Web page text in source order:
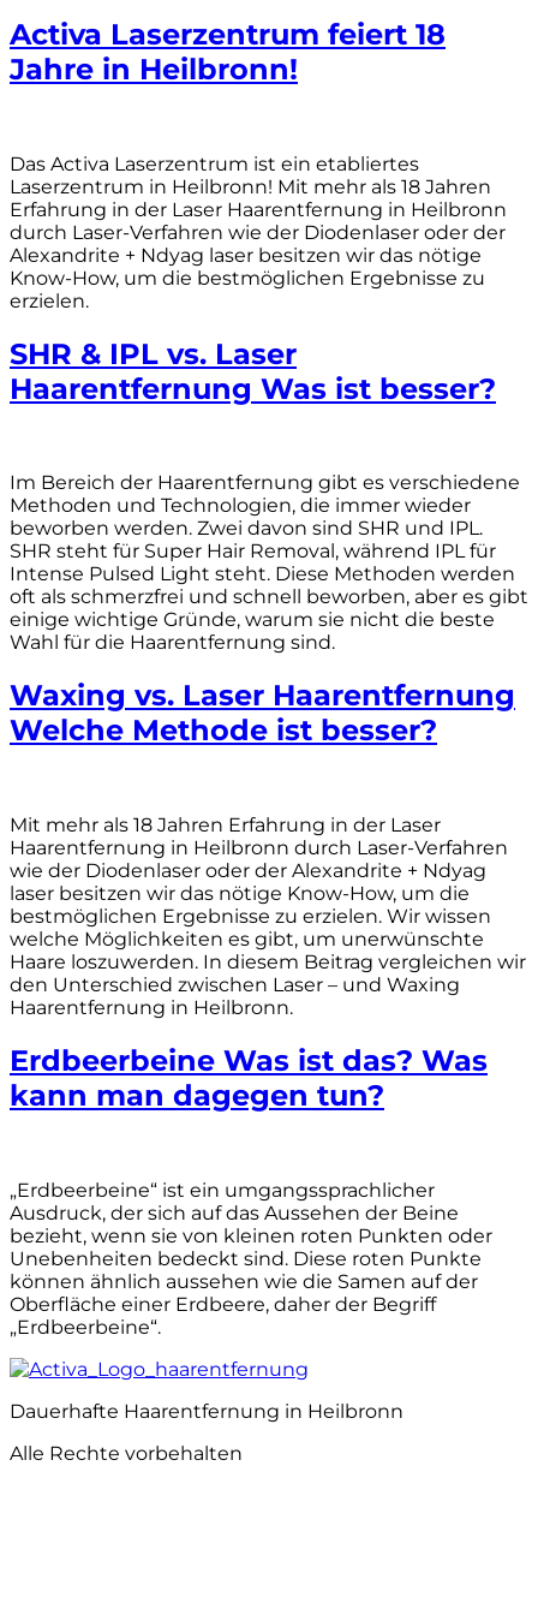
Activa Laserzentrum feiert 18
Jahre in Heilbronn!
Das Activa Laserzentrum ist ein etabliertes
Laserzentrum in Heilbronn! Mit mehr als 18 Jahren
Erfahrung in der Laser Haarentfernung in Heilbronn
durch Laser-Verfahren wie der Diodenlaser oder der
Alexandrite + Ndyag laser besitzen wir das nötige
Know-How, um die bestmöglichen Ergebnisse zu
erzielen.
SHR & IPL vs. Laser
Haarentfernung Was ist besser?
Im Bereich der Haarentfernung gibt es verschiedene
Methoden und Technologien, die immer wieder
beworben werden. Zwei davon sind SHR und IPL.
SHR steht für Super Hair Removal, während IPL für
Intense Pulsed Light steht. Diese Methoden werden
oft als schmerzfrei und schnell beworben, aber es gibt
einige wichtige Gründe, warum sie nicht die beste
Wahl für die Haarentfernung sind.
Waxing vs. Laser Haarentfernung
Welche Methode ist besser?
Mit mehr als 18 Jahren Erfahrung in der Laser
Haarentfernung in Heilbronn durch Laser-Verfahren
wie der Diodenlaser oder der Alexandrite + Ndyag
laser besitzen wir das nötige Know-How, um die
bestmöglichen Ergebnisse zu erzielen. Wir wissen
welche Möglichkeiten es gibt, um unerwünschte
Haare loszuwerden. In diesem Beitrag vergleichen wir
den Unterschied zwischen Laser – und Waxing
Haarentfernung in Heilbronn.
Erdbeerbeine Was ist das? Was
kann man dagegen tun?
„Erdbeerbeine“ ist ein umgangssprachlicher
Ausdruck, der sich auf das Aussehen der Beine
bezieht, wenn sie von kleinen roten Punkten oder
Unebenheiten bedeckt sind. Diese roten Punkte
können ähnlich aussehen wie die Samen auf der
Oberfläche einer Erdbeere, daher der Begriff
„Erdbeerbeine“.
Dauerhafte Haarentfernung in Heilbronn
Alle Rechte vorbehalten